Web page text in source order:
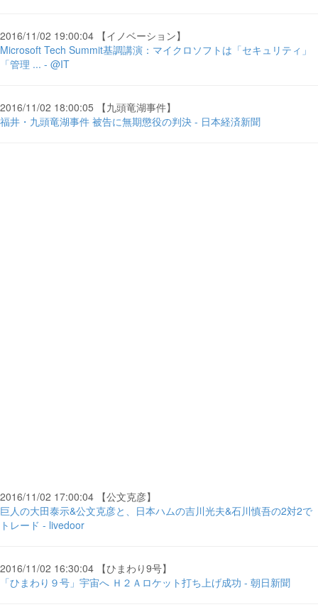
2016/11/02 19:00:04 【イノベーション】
Microsoft Tech Summit基調講演：マイクロソフトは「セキュリティ」
「管理 ... - @IT
2016/11/02 18:00:05 【九頭竜湖事件】
福井・九頭竜湖事件 被告に無期懲役の判決 - 日本経済新聞
2016/11/02 17:00:04 【公文克彦】
巨人の大田泰示&公文克彦と、日本ハムの吉川光夫&石川慎吾の2対2で
トレード - livedoor
2016/11/02 16:30:04 【ひまわり9号】
「ひまわり９号」宇宙へ Ｈ２Ａロケット打ち上げ成功 - 朝日新聞